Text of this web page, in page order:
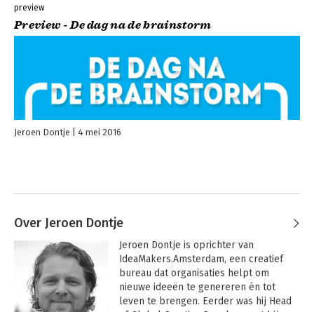
preview
Preview - De dag na de brainstorm
Jeroen Dontje 4 mei 2016
Over Jeroen Dontje
Jeroen Dontje is oprichter van
IdeaMakers.Amsterdam, een creatief
bureau dat organisaties helpt om
nieuwe ideeën te genereren én tot
leven te brengen. Eerder was hij Head